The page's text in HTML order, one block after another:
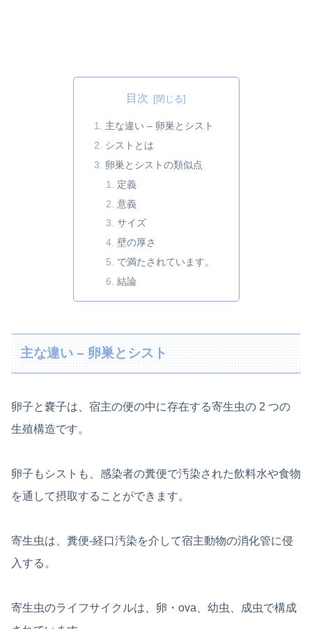
目次
主な違い – 卵巣とシスト
シストとは
卵巣とシストの類似点
定義
意義
サイズ
壁の厚さ
で満たされています。
結論
主な違い – 卵巣とシスト
卵子と嚢子は、宿主の便の中に存在する寄生虫の 2 つの
生殖構造です。
卵子もシストも、感染者の糞便で汚染された飲料水や食物
を通して摂取することができます。
寄生虫は、糞便-経口汚染を介して宿主動物の消化管に侵
入する。
寄生虫のライフサイクルは、卵・ova、幼虫、成虫で構成